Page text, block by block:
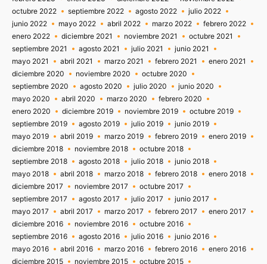
octubre 2022
septiembre 2022 agosto 2022
julio 2022
junio 2022
mayo 2022 abril 2022 marzo 2022
febrero 2022
enero 2022
diciembre 2021 noviembre 2021
octubre 2021
septiembre 2021
agosto 2021 julio 2021
junio 2021
mayo 2021
abril 2021 marzo 2021 febrero 2021
enero 2021
diciembre 2020
noviembre 2020
octubre 2020
septiembre 2020
agosto 2020 julio 2020
junio 2020
mayo 2020
abril 2020 marzo 2020
febrero 2020
enero 2020
diciembre 2019 noviembre 2019
octubre 2019
septiembre 2019
agosto 2019 julio 2019
junio 2019
mayo 2019
abril 2019 marzo 2019 febrero 2019
enero 2019
diciembre 2018
noviembre 2018
octubre 2018
septiembre 2018
agosto 2018 julio 2018
junio 2018
mayo 2018
abril 2018 marzo 2018 febrero 2018
enero 2018
diciembre 2017
noviembre 2017
octubre 2017
septiembre 2017
agosto 2017 julio 2017
junio 2017
mayo 2017
abril 2017 marzo 2017 febrero 2017
enero 2017
diciembre 2016
noviembre 2016
octubre 2016
septiembre 2016
agosto 2016 julio 2016
junio 2016
mayo 2016
abril 2016 marzo 2016 febrero 2016
enero 2016
diciembre 2015
noviembre 2015 octubre 2015